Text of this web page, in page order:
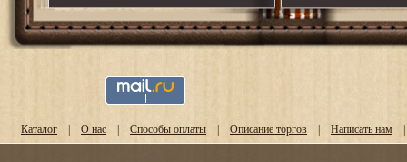
Каталог | О нас | Способы оплаты | Описание торгов | Написать нам |